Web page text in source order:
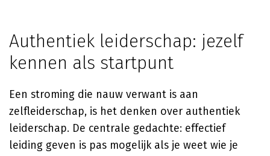
Authentiek leiderschap: jezelf
kennen als startpunt
Een stroming die nauw verwant is aan
zelfleiderschap, is het denken over authentiek
leiderschap. De centrale gedachte: effectief
leiding geven is pas mogelijk als je weet wie je